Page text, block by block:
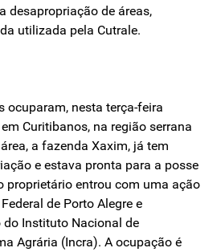
desapropriação de áreas,
utilizada pela Cutrale.
ocuparam, nesta terça-feira
Curitibanos, na região serrana
a fazenda Xaxim, já tem
e estava pronta para a posse
proprietário entrou com uma ação
de Porto Alegre e
do Instituto Nacional de
Agrária (Incra). A ocupação é